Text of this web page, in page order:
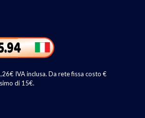
IVA inclusa. Da rete fissa costo €
di 15€.